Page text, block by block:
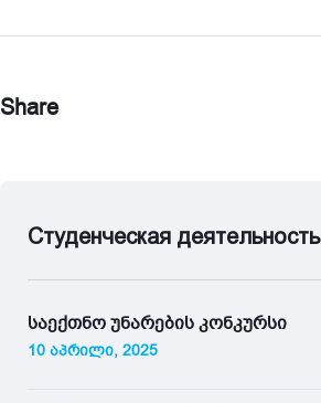
Share
Студенческая деятельность
საექთნო უნარების კონკურსი
10 აპრილი, 2025